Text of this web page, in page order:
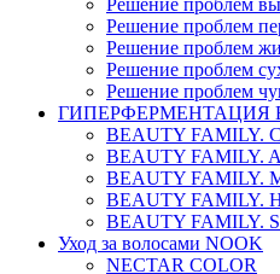
Решение проблем
Решение проблем
Решение проблем
Решение проблем
Решение проблем
ГИПЕРФЕРМЕНТАЦИЯ
BEAUTY FAMILY.
BEAUTY FAMILY.
BEAUTY FAMILY.
BEAUTY FAMILY.
BEAUTY FAMILY.
Уход за волосами NOOK
NECTAR COLOR